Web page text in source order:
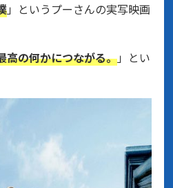
」というプーさんの実写映画
高の何かにつながる。」とい